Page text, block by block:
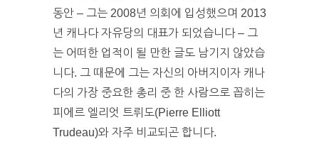
동안 – 그는 2008년 의회에 입성했으며 2013
년 캐나다 자유당의 대표가 되었습니다 – 그
는 어떠한 업적이 될 만한 글도 남기지 않았습
니다. 그 때문에 그는 자신의 아버지이자 캐나
다의 가장 중요한 총리 중 한 사람으로 꼽히는
피에르 엘리엇 트뤼도(Pierre Elliott
Trudeau)와 자주 비교되곤 합니다.